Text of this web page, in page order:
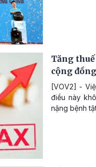
Tăng
cộng đồng
[VOV2] -
điều này
nặng bệnh